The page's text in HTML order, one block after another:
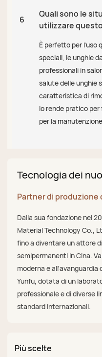
6
Quali sono le
utilizzare
È perfetto per l'uso
speciali, le unghie
professionali in
salute delle unghie
caratteristica di
lo rende pratico
per la
Tecnologia dei
Partner di produzione
Dalla sua fondazione nel
Material Technology Co.,
fino a diventare un attore
semipermanenti in Cina.
moderna e all'avanguardia
Yunfu, dotata di un
professionale e di diverse
standard internazionali.
Più scelte